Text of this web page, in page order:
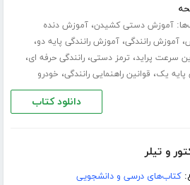
آموزش دستی کشیدن،آموزش دنده
،آموزش رانندگی،آموزش رانندگی پایه دو،
سرعت پراید، ترمز دستی،رانندگی حرفه ای،
پایه یک، قوانین راهنمایی رانندگی، خودرو
دانلود کتاب
و تیلر
کتاب‌های درسی و دانشجویی